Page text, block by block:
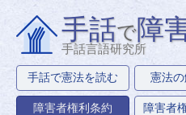
手話で障
手話言語研究所
手話で憲法を読む 憲法
障害者権利条約 障害者